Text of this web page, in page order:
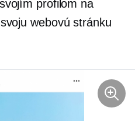
profilom na
webovú stránku